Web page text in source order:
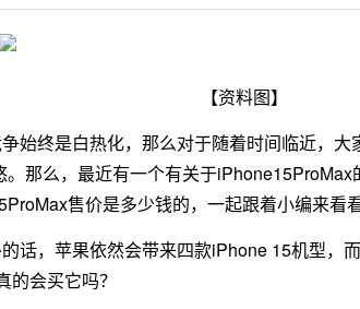
【资料图】
始终是白热化，那么对于随着时间临近，大
那么，最近有一个有关于
售价是多少钱的，一起跟着小编来看看
话，苹果依然会带来四款iPhone 15机型，
的会买它吗？